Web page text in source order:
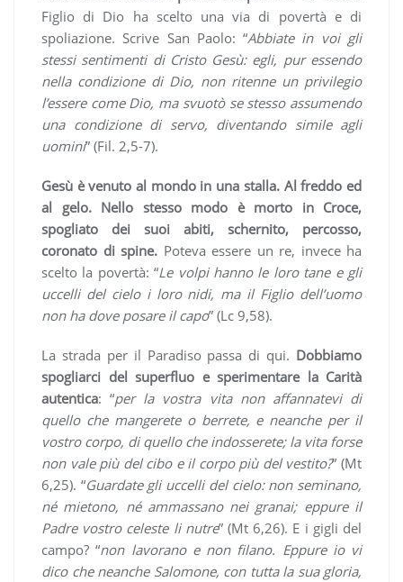
Figlio di Dio ha scelto una via di povertà e di
spoliazione. Scrive San Paolo: “Abbiate in voi gli
stessi sentimenti di Cristo Gesù: egli, pur essendo
nella condizione di Dio, non ritenne un privilegio
l’essere come Dio, ma svuotò se stesso assumendo
una condizione di servo, diventando simile agli
uomini” (Fil. 2,5-7).
Gesù è venuto al mondo in una stalla. Al freddo ed
al gelo. Nello stesso modo è morto in Croce,
spogliato dei suoi abiti, schernito, percosso,
coronato di spine. Poteva essere un re, invece ha
scelto la povertà: “Le volpi hanno le loro tane e gli
uccelli del cielo i loro nidi, ma il Figlio dell’uomo
non ha dove posare il capo” (Lc 9,58).
La strada per il Paradiso passa di qui. Dobbiamo
spogliarci del superfluo e sperimentare la Carità
autentica: “per la vostra vita non affannatevi di
quello che mangerete o berrete, e neanche per il
vostro corpo, di quello che indosserete; la vita forse
non vale più del cibo e il corpo più del vestito?” (Mt
6,25). “Guardate gli uccelli del cielo: non seminano,
né mietono, né ammassano nei granai; eppure il
Padre vostro celeste li nutre” (Mt 6,26). E i gigli del
campo? “non lavorano e non filano. Eppure io vi
dico che neanche Salomone, con tutta la sua gloria,